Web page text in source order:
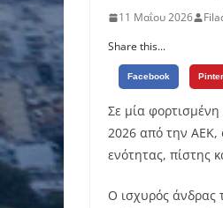
11 Μαΐου 2026
Share this...
Facebook
Σε μία
2026 από την ΑΕΚ,
ενότητας, πίστης
Ο ισχυρός άνδρας